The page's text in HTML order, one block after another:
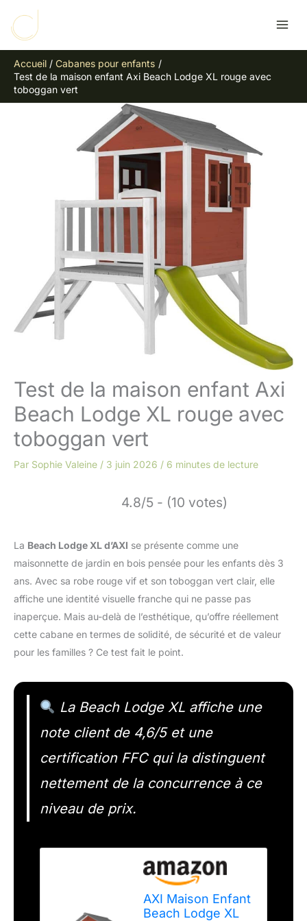
contenu
Accueil
Cabanes pour enfants
Test de la maison enfant Axi Beach Lodge XL rouge avec
toboggan vert
Test de la maison enfant Axi
Beach Lodge XL rouge avec
toboggan vert
Par Sophie Valeine / 3 juin 2026 / 6 minutes de lecture
4.8/5 - (10 votes)
La Beach Lodge XL d’AXI se présente comme une
maisonnette de jardin en bois pensée pour les enfants dès 3
ans. Avec sa robe rouge vif et son toboggan vert clair, elle
affiche une identité visuelle franche qui ne passe pas
inaperçue. Mais au-delà de l’esthétique, qu’offre réellement
cette cabane en termes de solidité, de sécurité et de valeur
pour les familles ? Ce test fait le point.
La Beach Lodge XL affiche une
note client de 4,6/5 et une
certification FFC qui la distinguent
nettement de la concurrence à ce
niveau de prix.
AXI Maison Enfant
Beach Lodge XL
e
h
e
r